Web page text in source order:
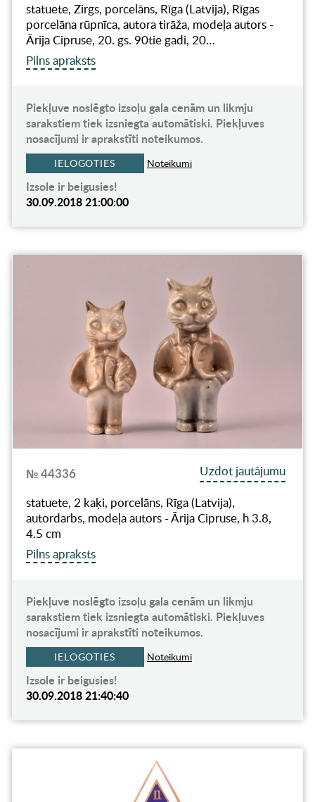
statuete, Zirgs, porcelāns, Rīga (Latvija), Rīgas
porcelāna rūpnīca, autora tirāža, modeļa autors -
Ārija Cipruse, 20. gs. 90tie gadi, 20…
Pilns apraksts
Piekļuve noslēgto izsoļu gala cenām un likmju
sarakstiem tiek izsniegta automātiski. Piekļuves
nosacījumi ir aprakstīti noteikumos.
IELOGOTIES Noteikumi
Izsole ir beigusies!
30.09.2018 21:00:00
№ 44336
Uzdot jautājumu
statuete, 2 kaķi, porcelāns, Rīga (Latvija),
autordarbs, modeļa autors - Ārija Cipruse, h 3.8,
4.5 cm
Pilns apraksts
Piekļuve noslēgto izsoļu gala cenām un likmju
sarakstiem tiek izsniegta automātiski. Piekļuves
nosacījumi ir aprakstīti noteikumos.
IELOGOTIES Noteikumi
Izsole ir beigusies!
30.09.2018 21:40:40